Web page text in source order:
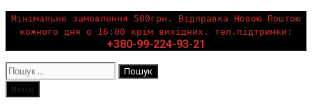
Перейти
вмісту
Мінімальне замовлення 500грн. Відправка Новою Поштою
кожного дня о 16:00 крім вихідних. тел.підтримки:
+380-99-224-93-21
Пошук:
Пошук
Меню